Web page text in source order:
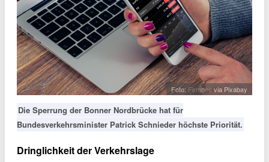
Foto: Firmbeevia Pixabay
Die Sperrung der Bonner Nordbrücke hat für
Bundesverkehrsminister Patrick Schnieder höchste Priorität.
Dringlichkeit der Verkehrslage